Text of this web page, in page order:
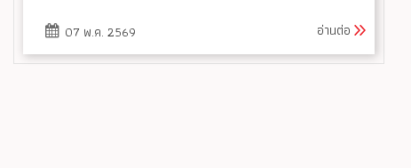
07 พ.ค. 2569 อ่านต่อ